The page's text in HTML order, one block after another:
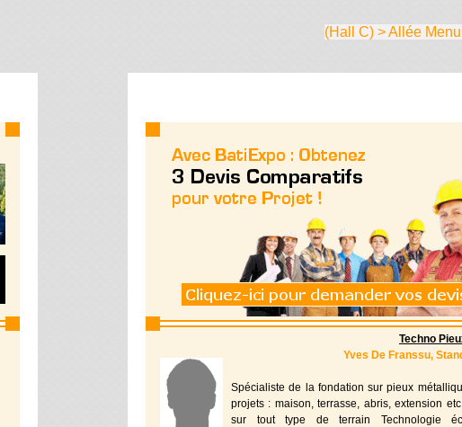
(Hall C) > Allée
Techno
Yves De Franssu,
Spécialiste de la fondation sur pieux
projets : maison, terrasse, abris, extension
sur tout type de terrain Technologie